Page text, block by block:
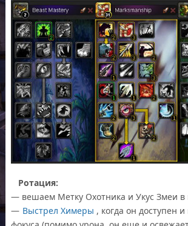
Ротация:
— вешаем Метку Охотника и Укус Змеи в
— Выстрел Химеры , когда он доступен